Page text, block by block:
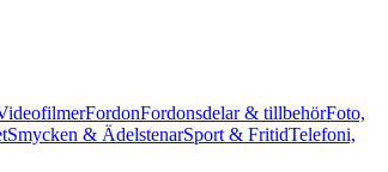
FordonFordonsdelar & tillbehörFoto,
Smycken & ÄdelstenarSport & FritidTelefoni,